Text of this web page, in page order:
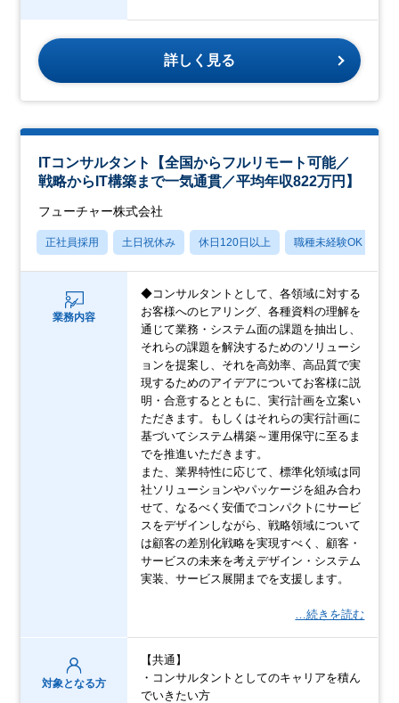
詳しく見る
ITコンサルタント【全国からフルリモート可能／
戦略からIT構築まで一気通貫／平均年収822万円】
フューチャー株式会社
正社員採用 土日祝休み 休日120日以上 職種未経験OK
業務内容
◆コンサルタントとして、各領域に対する
お客様へのヒアリング、各種資料の理解を
通じて業務・システム面の課題を抽出し、
それらの課題を解決するためのソリューシ
ョンを提案し、それを高効率、高品質で実
現するためのアイデアについてお客様に説
明・合意するとともに、実行計画を立案い
ただきます。もしくはそれらの実行計画に
基づいてシステム構築～運用保守に至るま
でを推進いただきます。
また、業界特性に応じて、標準化領域は同
社ソリューションやパッケージを組み合わ
せて、なるべく安価でコンパクトにサービ
スをデザインしながら、戦略領域について
は顧客の差別化戦略を実現すべく、顧客・
サービスの未来を考えデザイン・システム
実装、サービス展開までを支援します。
…続きを読む
対象となる方
【共通】
・コンサルタントとしてのキャリアを積ん
でいきたい方